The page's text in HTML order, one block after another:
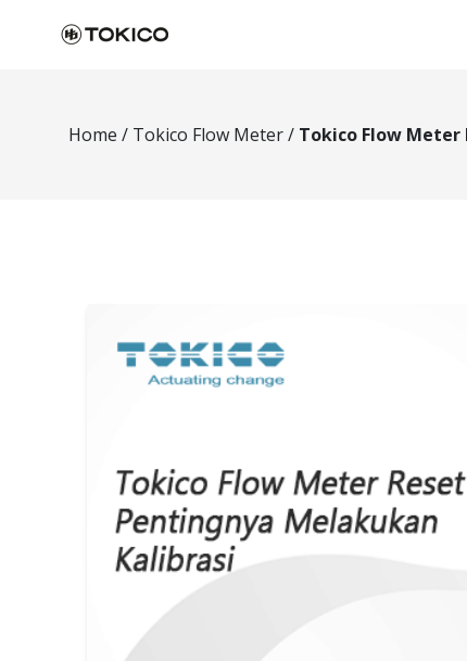
Home / Tokico Flow Meter/ Tokico Flow